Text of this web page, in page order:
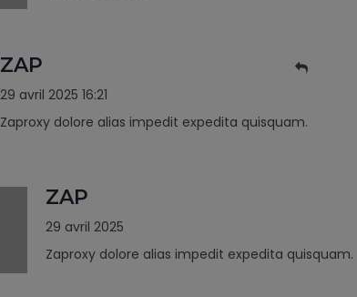
ZAP
29 avril 2025 16:21
Zaproxy dolore alias impedit expedita quisquam.
ZAP
29 avril 2025
Zaproxy dolore alias impedit expedita quisquam.